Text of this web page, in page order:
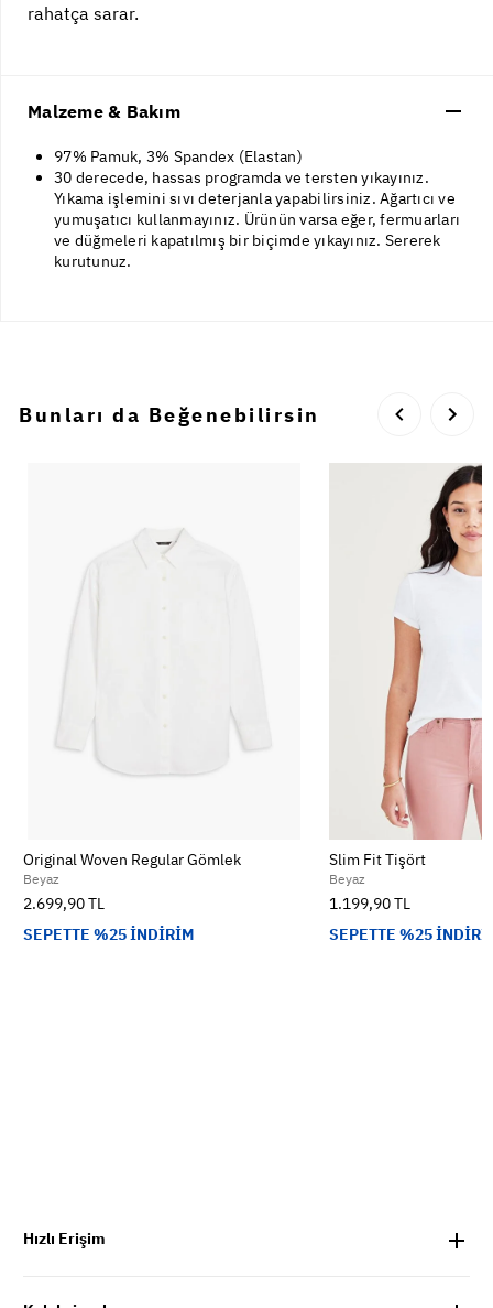
rahatça sarar.
Malzeme & Bakım
97% Pamuk, 3% Spandex (Elastan)
30 derecede, hassas programda ve tersten yıkayınız.
Yıkama işlemini sıvı deterjanla yapabilirsiniz. Ağartıcı ve
yumuşatıcı kullanmayınız. Ürünün varsa eğer, fermuarları
ve düğmeleri kapatılmış bir biçimde yıkayınız. Sererek
kurutunuz.
Bunları da Beğenebilirsin
Original Woven Regular Gömlek
Beyaz
2.699,90 TL
SEPETTE %25 İNDİRİM
Slim Fit Tişört
Beyaz
1.199,90 TL
SEPETTE %25
Hızlı Erişim